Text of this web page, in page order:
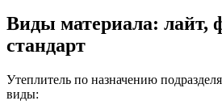
Виды материала: лайт,
стандарт
Утеплитель по назначению
виды: